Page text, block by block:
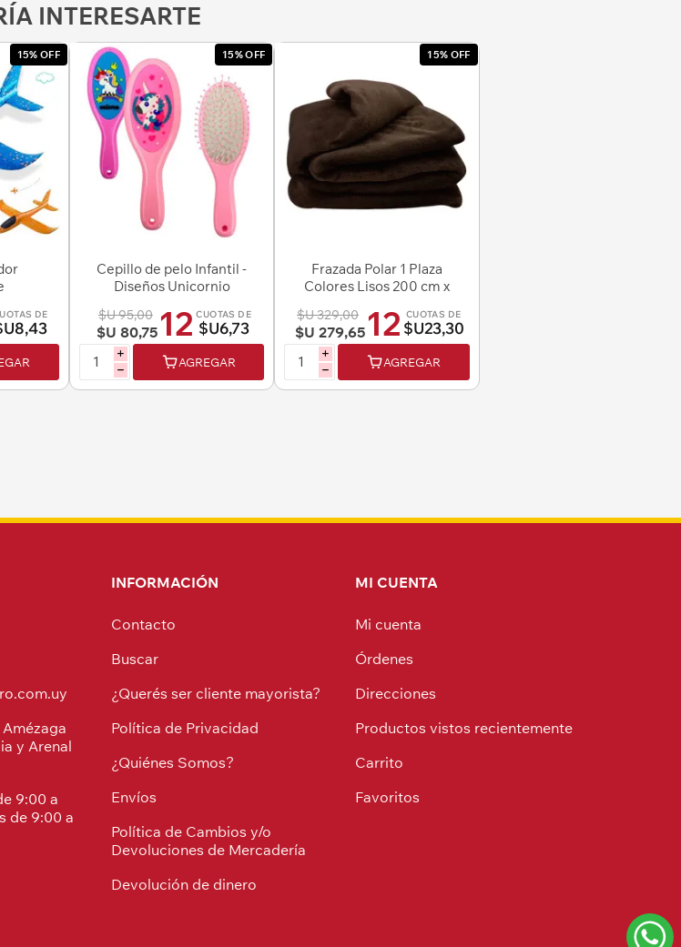
INTERESARTE
15% OFF
DE
15% OFF
Cepillo de pelo Infantil -
Diseños Unicornio
$U 95,00
$U 80,75 12 CUOTAS DE
$U6,73
i
h
AGREGAR
15% OFF
Frazada Polar 1 Plaza
Colores Lisos 200 cm x
$U 329,00
$U 279,65 12 CUOTAS DE
$U23,30
i
h
AGREGAR
y Arenal
9:00 a
de 9:00 a
INFORMACIÓN
Contacto
Buscar
¿Querés ser cliente mayorista?
Política de Privacidad
¿Quiénes Somos?
Envíos
Política de Cambios y/o
Devoluciones de Mercadería
Devolución de dinero
MI CUENTA
Mi cuenta
Órdenes
Direcciones
Productos vistos recientemente
Carrito
Favoritos